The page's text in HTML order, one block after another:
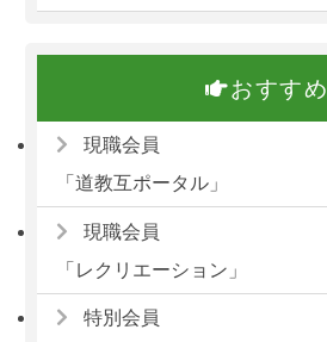
おすすめ
現職会員
「道教互ポータル」
現職会員
「レクリエーション」
特別会員